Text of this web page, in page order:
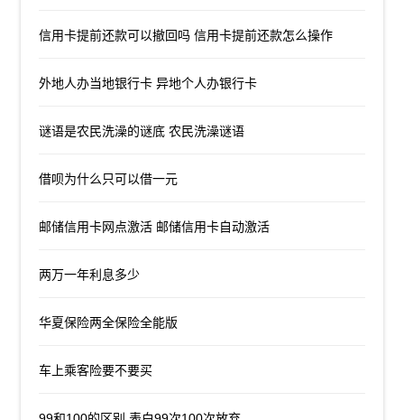
信用卡提前还款可以撤回吗 信用卡提前还款怎么操作
外地人办当地银行卡 异地个人办银行卡
谜语是农民洗澡的谜底 农民洗澡谜语
借呗为什么只可以借一元
邮储信用卡网点激活 邮储信用卡自动激活
两万一年利息多少
华夏保险两全保险全能版
车上乘客险要不要买